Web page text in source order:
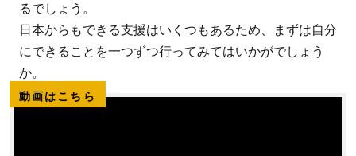
るでしょう。
日本からもできる支援はいくつもあるため、まずは自分
にできることを一つずつ行ってみてはいかがでしょう
か。
動画はこちら